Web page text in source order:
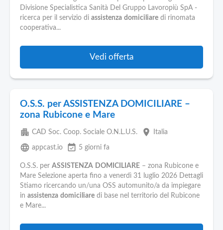
Divisione Specialistica Sanità Del Gruppo Lavoropiù SpA -
ricerca per il servizio di assistenza domiciliare di rinomata
cooperativa...
Vedi offerta
O.S.S. per ASSISTENZA DOMICILIARE –
zona Rubicone e Mare
apartment CAD Soc. Coop. Sociale O.N.L.U.S. place Italia
language appcast.io event_available 5 giorni fa
O.S.S. per ASSISTENZA DOMICILIARE – zona Rubicone e
Mare Selezione aperta fino a venerdì 31 luglio 2026 Dettagli
Stiamo ricercando un/una OSS automunito/a da impiegare
in assistenza domiciliare di base nel territorio del Rubicone
e Mare...